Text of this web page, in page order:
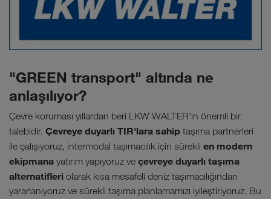
"GREEN transport" altında ne
anlaşılıyor?
Çevre koruması yıllardan beri LKW WALTER'ın önemli bir
talebidir. Çevreye duyarlı TIR'lara sahip taşıma partnerleri
ile çalışıyoruz, intermodal taşımacılık için sürekli en modern
ekipmana yatırım yapıyoruz ve çevreye duyarlı taşıma
alternatifleri olarak kısa mesafeli deniz taşımacılığından
yararlanıyoruz ve sürekli taşıma planlamamızı iyileştiriyoruz. Bu